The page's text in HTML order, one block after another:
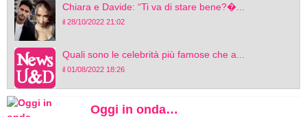
Chiara e Davide: “Ti va di stare bene?�...
il 28/10/2022 21:02
Quali sono le celebrità più famose che a...
il 01/08/2022 18:26
Oggi in onda…